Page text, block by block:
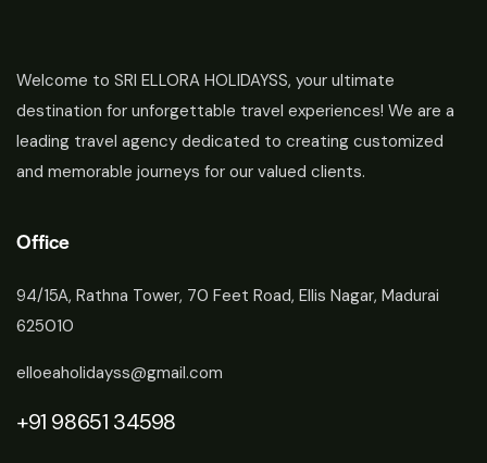
Welcome to SRI ELLORA HOLIDAYSS, your ultimate
destination for unforgettable travel experiences! We are a
leading travel agency dedicated to creating customized
and memorable journeys for our valued clients.
Office
94/15A, Rathna Tower, 70 Feet Road, Ellis Nagar, Madurai
625010
elloeaholidayss@gmail.com
+91 98651 34598